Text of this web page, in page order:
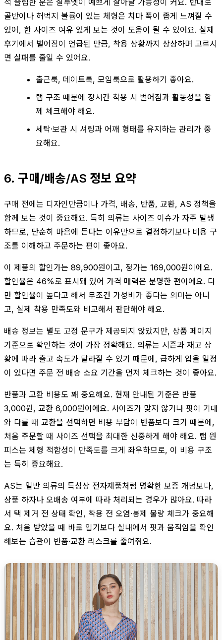
골반이나 허벅지 볼륨이 있는 체형은 치마 폭이 좁게 느껴질 수
있어, 한 사이즈 여유 있게 보는 것이 도움이 될 수 있어요. 실제
후기에서 벌어짐이 언급된 만큼, 착용 상황까지 상상하며 고르시
면 실패를 줄일 수 있어요.
출근룩, 데이트룩, 모임룩으로 활용하기 좋아요.
랩 구조 때문에 장시간 착용 시 벌어짐과 활동성을 함
께 체크해야 해요.
세탁·보관 시 셔링과 어깨 형태를 유지하는 관리가 중
요해요.
6. 구매/배송/AS 정보 요약
구매 전에는 디자인만큼이나 가격, 배송, 반품, 교환, AS 정책을
함께 보는 것이 중요해요. 특히 의류는 사이즈 이슈가 자주 발생
하므로, 단순히 마음에 든다는 이유만으로 결정하기보다 비용 구
조를 이해하고 주문하는 편이 좋아요.
이 제품의 할인가는 89,900원이고, 정가는 169,000원이에요.
할인율은 46%로 표시돼 있어 가격 매력은 분명한 편이에요. 다
만 할인율이 높다고 해서 무조건 가성비가 좋다는 의미는 아니
고, 실제 착용 만족도와 비교해서 판단해야 해요.
배송 정보는 별도 고정 문구가 제공되지 않았지만, 상품 페이지
기준으로 확인하는 것이 가장 정확해요. 의류는 시즌과 재고 상
황에 따라 출고 속도가 달라질 수 있기 때문에, 급하게 입을 일정
이 있다면 주문 전 배송 소요 기간을 먼저 체크하는 것이 좋아요.
반품과 교환 비용도 꽤 중요해요. 현재 안내된 기준은 반품
3,000원, 교환 6,000원이에요. 사이즈가 맞지 않거나 핏이 기대
와 다를 때 교환을 선택하면 비용 부담이 반품보다 크기 때문에,
처음 주문할 때 사이즈 선택을 최대한 신중하게 해야 해요. 랩 원
피스는 체형 적합성이 만족도를 크게 좌우하므로, 이 비용 구조
는 특히 중요해요.
AS는 일반 의류의 특성상 전자제품처럼 명확한 보증 개념보다,
상품 하자나 오배송 여부에 따라 처리되는 경우가 많아요. 따라
서 택 제거 전 상태 확인, 착용 전 오염·봉제 불량 체크가 중요해
요. 처음 받았을 때 바로 입기보다 실내에서 핏과 움직임을 확인
해보는 습관이 반품·교환 리스크를 줄여줘요.